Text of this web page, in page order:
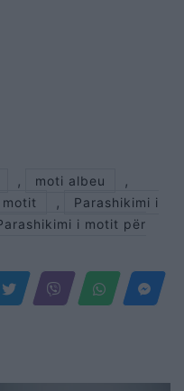
, moti albeu ,
,
Parashikimi i
i motit për